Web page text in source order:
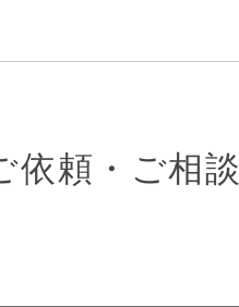
依頼・ご相談